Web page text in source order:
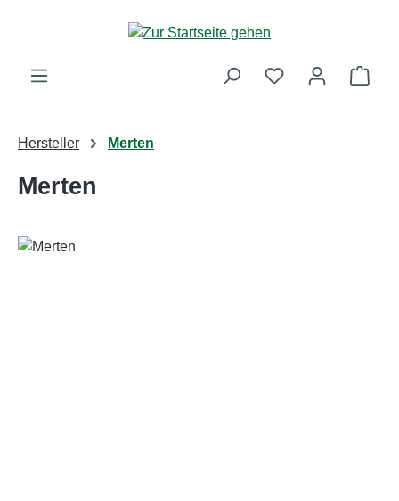
Zum Hauptinhalt springen
Hersteller Merten
Merten